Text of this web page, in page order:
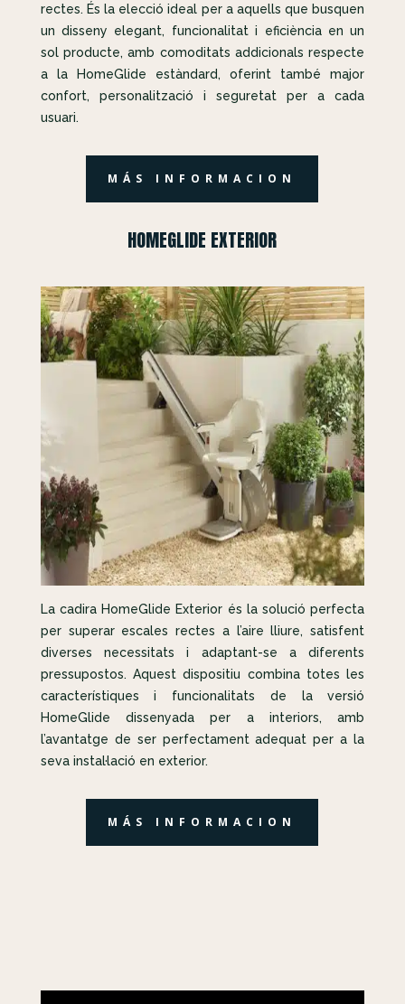
rectes. És la elecció ideal per a aquells que busquen
un disseny elegant, funcionalitat i eficiència en un
sol producte, amb comoditats addicionals respecte
a la HomeGlide estàndard, oferint també major
confort, personalització i seguretat per a cada
usuari.
MÁS INFORMACION
HOMEGLIDE EXTERIOR
La cadira HomeGlide Exterior és la solució perfecta
per superar escales rectes a l’aire lliure, satisfent
diverses necessitats i adaptant-se a diferents
pressupostos. Aquest dispositiu combina totes les
característiques i funcionalitats de la versió
HomeGlide dissenyada per a interiors, amb
l’avantatge de ser perfectament adequat per a la
seva instal·lació en exterior.
MÁS INFORMACION